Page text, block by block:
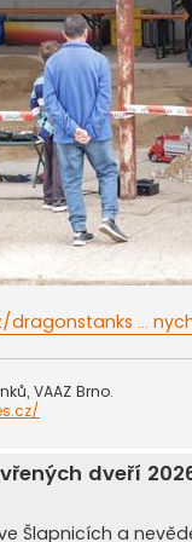
...
VAAZ Brno.
dveří
Šlapnicích a